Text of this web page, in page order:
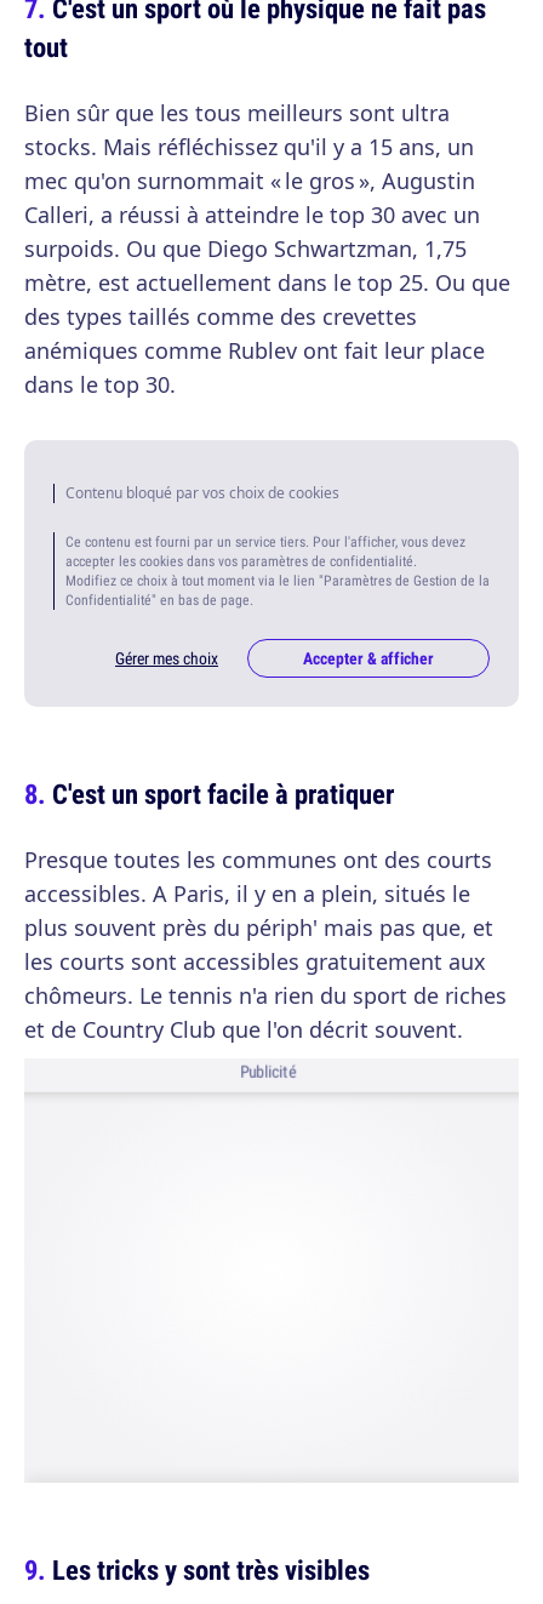
C'est un sport où le physique ne fait pas
tout
Bien sûr que les tous meilleurs sont ultra
stocks. Mais réfléchissez qu'il y a 15 ans, un
mec qu'on surnommait « le gros », Augustin
Calleri, a réussi à atteindre le top 30 avec un
surpoids. Ou que Diego Schwartzman, 1,75
mètre, est actuellement dans le top 25. Ou que
des types taillés comme des crevettes
anémiques comme Rublev ont fait leur place
dans le top 30.
Contenu bloqué par vos choix de cookies
Ce contenu est fourni par un service tiers. Pour l'afficher, vous devez
accepter les cookies dans vos paramètres de confidentialité.
Modifiez ce choix à tout moment via le lien "Paramètres de Gestion de la
Confidentialité" en bas de page.
Gérer mes choix Accepter & afficher
C'est un sport facile à pratiquer
Presque toutes les communes ont des courts
accessibles. A Paris, il y en a plein, situés le
plus souvent près du périph' mais pas que, et
les courts sont accessibles gratuitement aux
chômeurs. Le tennis n'a rien du sport de riches
et de Country Club que l'on décrit souvent.
Publicité
Les tricks y sont très visibles